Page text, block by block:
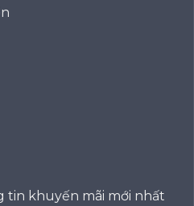
khuyến mãi mới nhất